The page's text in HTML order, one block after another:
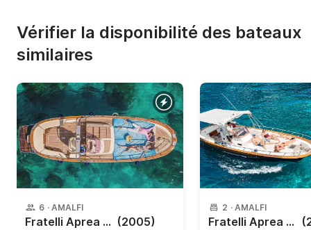
Vérifier la disponibilité des bateaux
similaires
6 · AMALFI
Fratelli Aprea - 750 Open Cruise (2005)
2 · AMALFI
Fratelli Aprea - 750